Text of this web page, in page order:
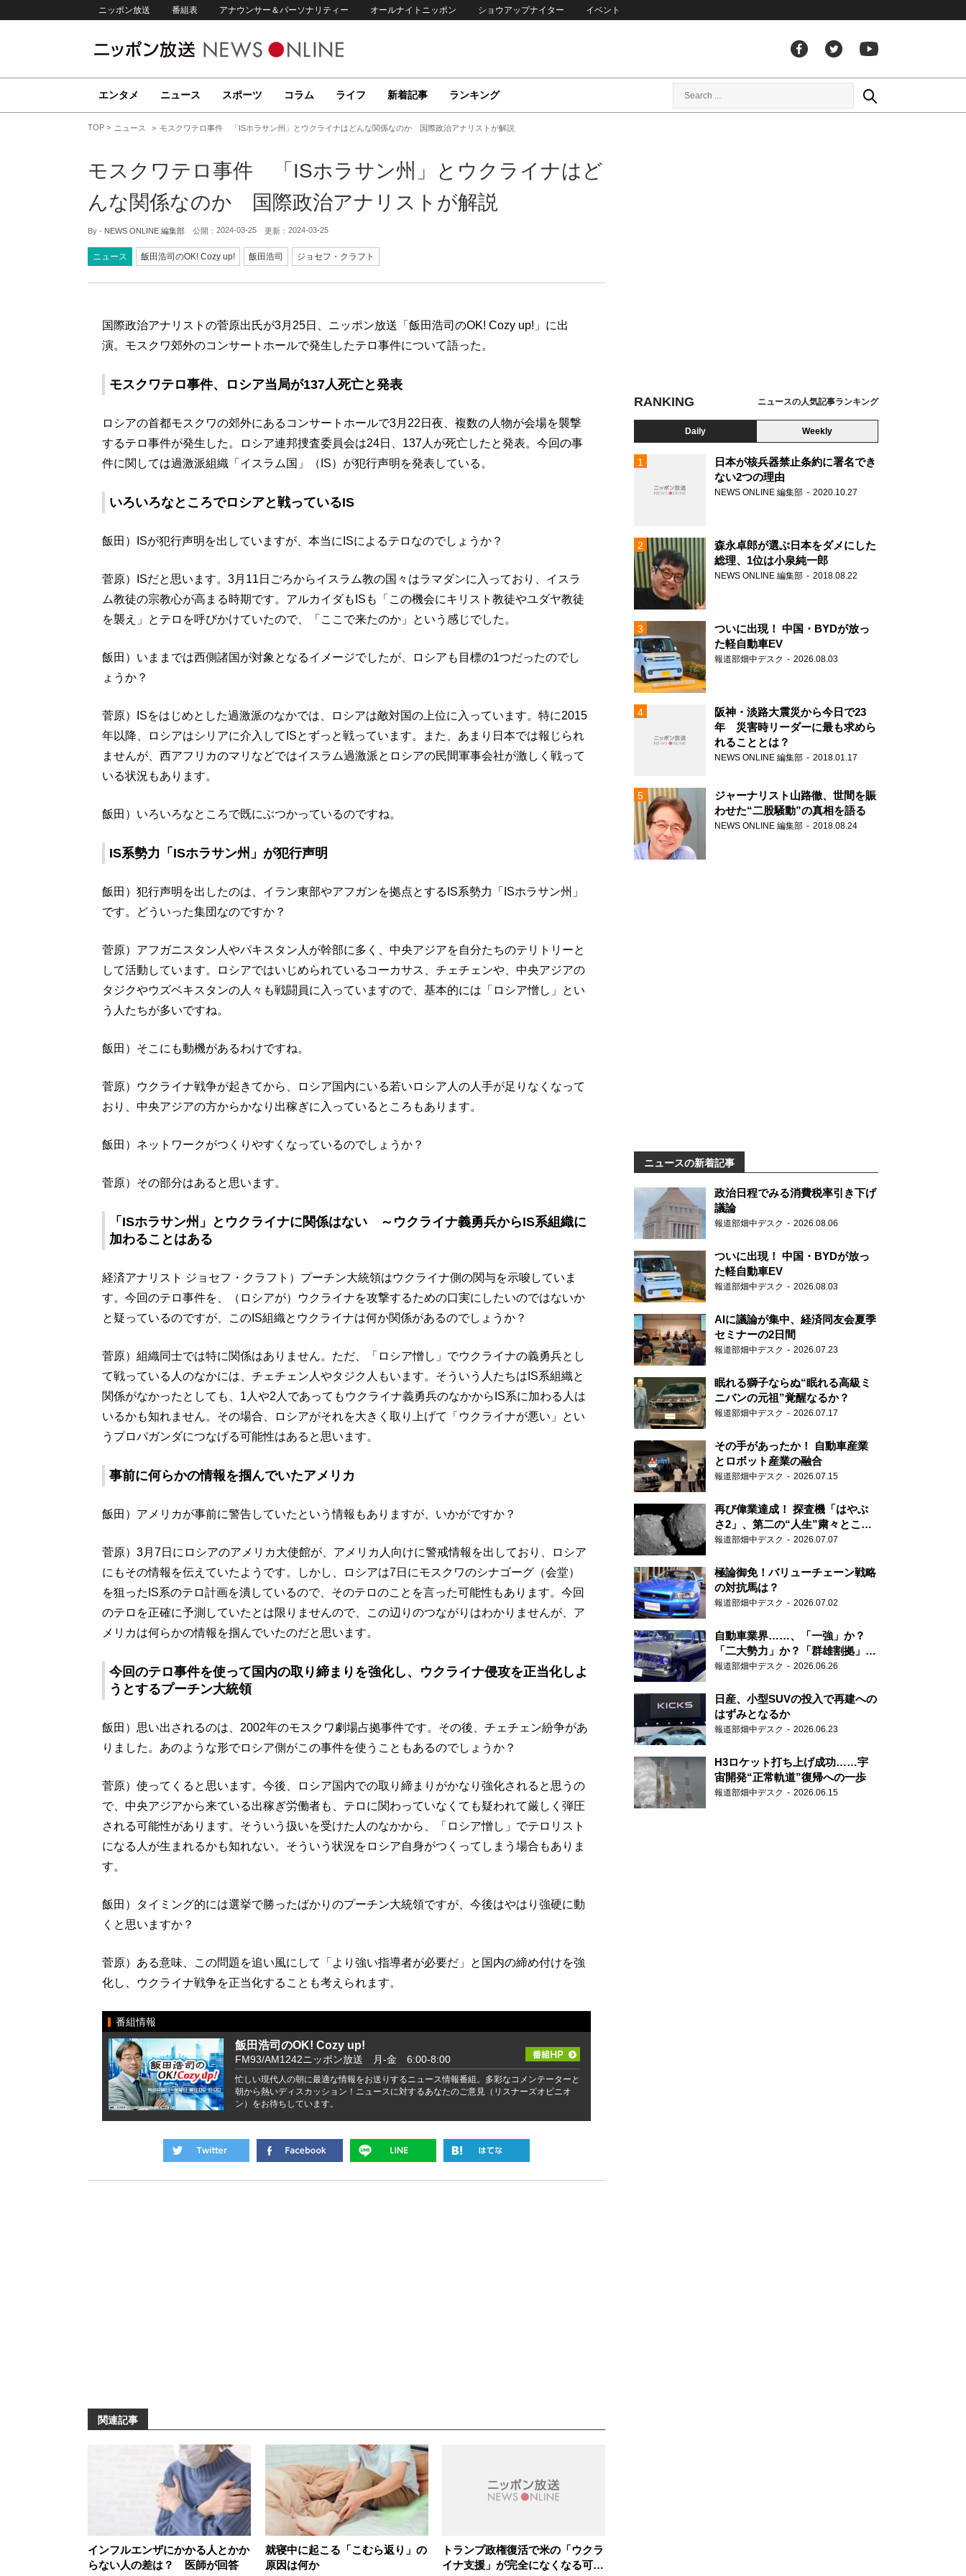
ニッポン放送 番組表 アナウンサー＆パーソナリティー オールナイトニッポン ショウアップナイター イベント
エンタメ ニュース スポーツ コラム ライフ 新着記事 ランキング
TOP ニュース モスクワテロ事件 「ISホラサン州」とウクライナはどんな関係なのか 国際政治アナリストが解説
モスクワテロ事件 「ISホラサン州」とウクライナはど
んな関係なのか 国際政治アナリストが解説
By - NEWS ONLINE 編集部 公開： 2024-03-25 更新： 2024-03-25
ニュース 飯田浩司のOK! Cozy up! 飯田浩司 ジョセフ・クラフト
国際政治アナリストの菅原出氏が3月25日、ニッポン放送「飯田浩司のOK! Cozy up!」に出
演。モスクワ郊外のコンサートホールで発生したテロ事件について語った。
モスクワテロ事件、ロシア当局が137人死亡と発表
ロシアの首都モスクワの郊外にあるコンサートホールで3月22日夜、複数の人物が会場を襲撃
するテロ事件が発生した。ロシア連邦捜査委員会は24日、137人が死亡したと発表。今回の事
件に関しては過激派組織「イスラム国」（IS）が犯行声明を発表している。
いろいろなところでロシアと戦っているIS
飯田）ISが犯行声明を出していますが、本当にISによるテロなのでしょうか？
菅原）ISだと思います。3月11日ごろからイスラム教の国々はラマダンに入っており、イスラ
ム教徒の宗教心が高まる時期です。アルカイダもISも「この機会にキリスト教徒やユダヤ教徒
を襲え」とテロを呼びかけていたので、「ここで来たのか」という感じでした。
飯田）いままでは西側諸国が対象となるイメージでしたが、ロシアも目標の1つだったのでし
ょうか？
菅原）ISをはじめとした過激派のなかでは、ロシアは敵対国の上位に入っています。特に2015
年以降、ロシアはシリアに介入してISとずっと戦っています。また、あまり日本では報じられ
ませんが、西アフリカのマリなどではイスラム過激派とロシアの民間軍事会社が激しく戦って
いる状況もあります。
飯田）いろいろなところで既にぶつかっているのですね。
IS系勢力「ISホラサン州」が犯行声明
飯田）犯行声明を出したのは、イラン東部やアフガンを拠点とするIS系勢力「ISホラサン州」
です。どういった集団なのですか？
菅原）アフガニスタン人やパキスタン人が幹部に多く、中央アジアを自分たちのテリトリーと
して活動しています。ロシアではいじめられているコーカサス、チェチェンや、中央アジアの
タジクやウズベキスタンの人々も戦闘員に入っていますので、基本的には「ロシア憎し」とい
う人たちが多いですね。
飯田）そこにも動機があるわけですね。
菅原）ウクライナ戦争が起きてから、ロシア国内にいる若いロシア人の人手が足りなくなって
おり、中央アジアの方からかなり出稼ぎに入っているところもあります。
飯田）ネットワークがつくりやすくなっているのでしょうか？
菅原）その部分はあると思います。
「ISホラサン州」とウクライナに関係はない ～ウクライナ義勇兵からIS系組織に
加わることはある
経済アナリスト ジョセフ・クラフト）プーチン大統領はウクライナ側の関与を示唆していま
す。今回のテロ事件を、（ロシアが）ウクライナを攻撃するための口実にしたいのではないか
と疑っているのですが、このIS組織とウクライナは何か関係があるのでしょうか？
菅原）組織同士では特に関係はありません。ただ、「ロシア憎し」でウクライナの義勇兵とし
て戦っている人のなかには、チェチェン人やタジク人もいます。そういう人たちはIS系組織と
関係がなかったとしても、1人や2人であってもウクライナ義勇兵のなかからIS系に加わる人は
いるかも知れません。その場合、ロシアがそれを大きく取り上げて「ウクライナが悪い」とい
うプロパガンダにつなげる可能性はあると思います。
事前に何らかの情報を掴んでいたアメリカ
飯田）アメリカが事前に警告していたという情報もありますが、いかがですか？
菅原）3月7日にロシアのアメリカ大使館が、アメリカ人向けに警戒情報を出しており、ロシア
にもその情報を伝えていたようです。しかし、ロシアは7日にモスクワのシナゴーグ（会堂）
を狙ったIS系のテロ計画を潰しているので、そのテロのことを言った可能性もあります。今回
のテロを正確に予測していたとは限りませんので、この辺りのつながりはわかりませんが、ア
メリカは何らかの情報を掴んでいたのだと思います。
今回のテロ事件を使って国内の取り締まりを強化し、ウクライナ侵攻を正当化しよ
うとするプーチン大統領
飯田）思い出されるのは、2002年のモスクワ劇場占拠事件です。その後、チェチェン紛争があ
りました。あのような形でロシア側がこの事件を使うこともあるのでしょうか？
菅原）使ってくると思います。今後、ロシア国内での取り締まりがかなり強化されると思うの
で、中央アジアから来ている出稼ぎ労働者も、テロに関わっていなくても疑われて厳しく弾圧
される可能性があります。そういう扱いを受けた人のなかから、「ロシア憎し」でテロリスト
になる人が生まれるかも知れない。そういう状況をロシア自身がつくってしまう場合もありま
す。
飯田）タイミング的には選挙で勝ったばかりのプーチン大統領ですが、今後はやはり強硬に動
くと思いますか？
菅原）ある意味、この問題を追い風にして「より強い指導者が必要だ」と国内の締め付けを強
化し、ウクライナ戦争を正当化することも考えられます。
番組情報
飯田浩司のOK! Cozy up!
FM93/AM1242ニッポン放送 月-金 6:00-8:00
忙しい現代人の朝に最適な情報をお送りするニュース情報番組。多彩なコメンテーターと
朝から熱いディスカッション！ニュースに対するあなたのご意見（リスナーズオピニオ
ン）をお待ちしています。
関連記事
インフルエンザにかかる人とかか
らない人の差は？ 医師が回答
就寝中に起こる「こむら返り」の
原因は何か
トランプ政権復活で米の「ウクラ
イナ支援」が完全になくなる可能
RANKING ニュースの人気記事ランキング
Daily Weekly
日本が核兵器禁止条約に署名でき
ない2つの理由
NEWS ONLINE 編集部 2020.10.27
森永卓郎が選ぶ日本をダメにした
総理、1位は小泉純一郎
NEWS ONLINE 編集部 2018.08.22
ついに出現！ 中国・BYDが放っ
た軽自動車EV
報道部畑中デスク 2026.08.03
阪神・淡路大震災から今日で23
年 災害時リーダーに最も求めら
れることとは？
NEWS ONLINE 編集部 2018.01.17
ジャーナリスト山路徹、世間を賑
わせた“二股騒動”の真相を語る
NEWS ONLINE 編集部 2018.08.24
ニュースの新着記事
政治日程でみる消費税率引き下げ
議論
報道部畑中デスク 2026.08.06
ついに出現！ 中国・BYDが放っ
た軽自動車EV
報道部畑中デスク 2026.08.03
AIに議論が集中、経済同友会夏季
セミナーの2日間
報道部畑中デスク 2026.07.23
眠れる獅子ならぬ“眠れる高級ミ
ニバンの元祖”覚醒なるか？
報道部畑中デスク 2026.07.17
その手があったか！ 自動車産業
とロボット産業の融合
報道部畑中デスク 2026.07.15
再び偉業達成！ 探査機「はやぶ
さ2」、第二の“人生”粛々とこな
す
報道部畑中デスク 2026.07.07
極論御免！バリューチェーン戦略
の対抗馬は？
報道部畑中デスク 2026.07.02
自動車業界……、「一強」か？
「二大勢力」か？「群雄割拠」
か？
報道部畑中デスク 2026.06.26
日産、小型SUVの投入で再建への
はずみとなるか
報道部畑中デスク 2026.06.23
H3ロケット打ち上げ成功……宇
宙開発“正常軌道”復帰への一歩
報道部畑中デスク 2026.06.15